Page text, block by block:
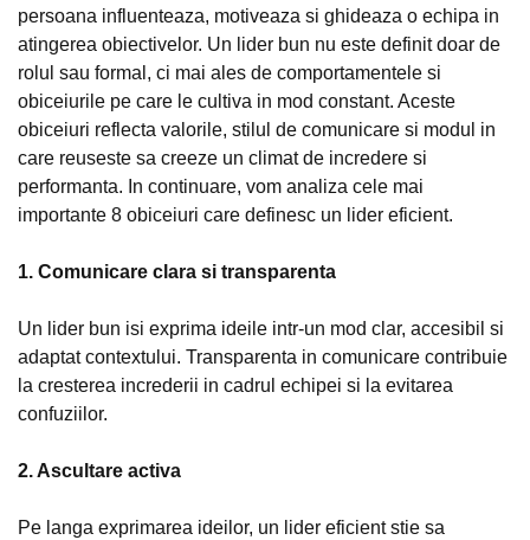
persoana influenteaza, motiveaza si ghideaza o echipa in
atingerea obiectivelor. Un lider bun nu este definit doar de
rolul sau formal, ci mai ales de comportamentele si
obiceiurile pe care le cultiva in mod constant. Aceste
obiceiuri reflecta valorile, stilul de comunicare si modul in
care reuseste sa creeze un climat de incredere si
performanta. In continuare, vom analiza cele mai
importante 8 obiceiuri care definesc un lider eficient.
1. Comunicare clara si transparenta
Un lider bun isi exprima ideile intr-un mod clar, accesibil si
adaptat contextului. Transparenta in comunicare contribuie
la cresterea increderii in cadrul echipei si la evitarea
confuziilor.
2. Ascultare activa
Pe langa exprimarea ideilor, un lider eficient stie sa